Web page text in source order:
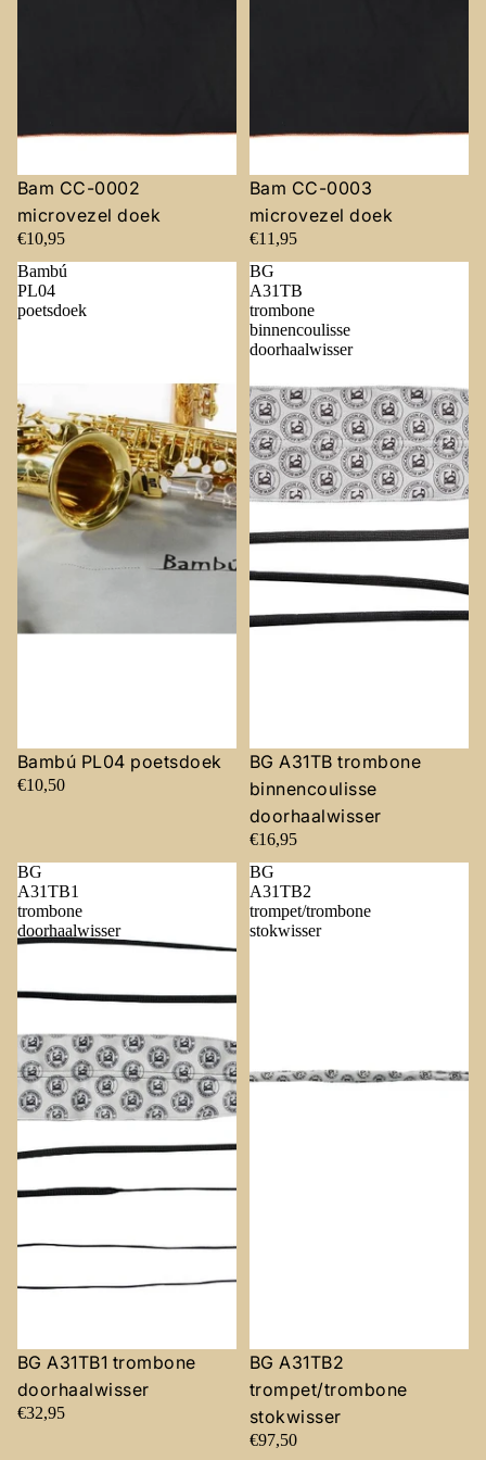
Bam CC-0002
microvezel doek
€10,95
Bam CC-0003
microvezel doek
€11,95
Bambú
PL04
poetsdoek
Bambú PL04 poetsdoek
€10,50
BG
A31TB
trombone
binnencoulisse
doorhaalwisser
BG A31TB trombone
binnencoulisse
doorhaalwisser
€16,95
BG
A31TB1
trombone
doorhaalwisser
BG A31TB1 trombone
doorhaalwisser
€32,95
BG
A31TB2
trompet/trombone
stokwisser
BG A31TB2
trompet/trombone
stokwisser
€97,50